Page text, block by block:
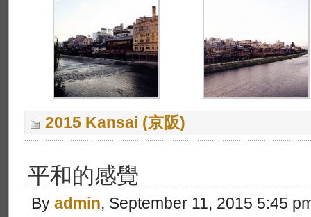
2015 Kansai (京阪)
平和的感覺
By admin, September 11, 2015 5:45